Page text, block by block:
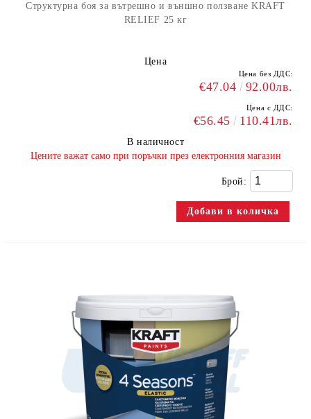
Структурна боя за вътрешно и външно ползване KRAFT
RELIEF 25 кг
Цена
Цена без ДДС:
€47.04 92.00лв.
Цена с ДДС:
€56.45 110.41лв.
В наличност
​Цените важат само при поръчки през електронния магазин
Брой: